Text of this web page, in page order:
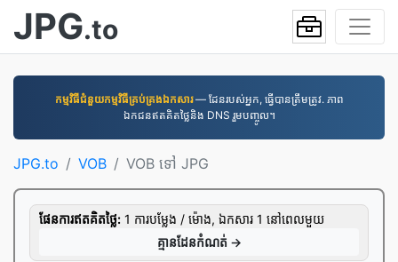
JPG.to
កម្មវិធី​ជំនួយ​កម្មវិធី​គ្រប់គ្រង​ឯកសារ— ដែនរបស់អ្នក, ធ្វើបានត្រឹមត្រូវ. ភាព
ឯកជនឥតគិតថ្លៃនិង DNS រួមបញ្ចូល។
JPG.to VOB VOB ទៅ JPG
ផែនការ​ឥត​គិត​ថ្លៃ: 1 ការ​បម្លែង / ម៉ោង, ឯកសារ 1 នៅ​ពេល​មួយ
គ្មាន​ដែន​កំណត់ →